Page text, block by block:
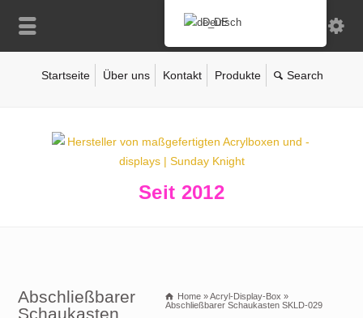
Startseite Über uns Kontakt Produkte
Seit 2012
Abschließbarer
Schaukasten
Home »Acryl-Display-Box »
Abschließbarer Schaukasten SKLD-029
Deutsch